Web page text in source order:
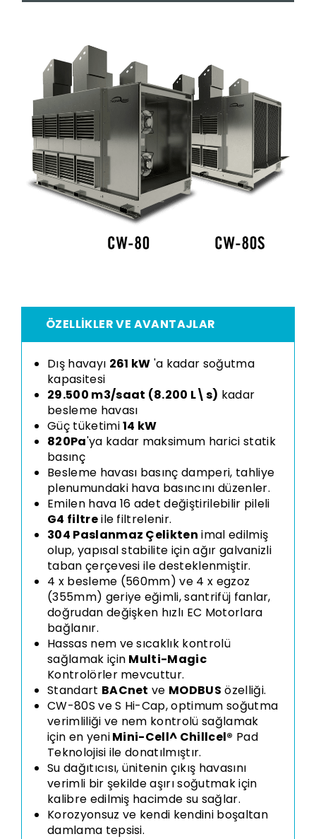
ÖZELLIKLER VE AVANTAJLAR
Dış havayı 261 kW 'a kadar soğutma
kapasitesi
29.500 m3/saat (8.200 L\s) kadar
besleme havası
Güç tüketimi14 kW
820Pa'ya kadar maksimum harici statik
basınç
Besleme havası basınç damperi, tahliye
plenumundaki hava basıncını düzenler.
Emilen hava 16 adet değiştirilebilir pileli
G4 filtreile filtrelenir.
304 Paslanmaz Çelikten imal edilmiş
olup, yapısal stabilite için ağır galvanizli
taban çerçevesi ile desteklenmiştir.
4 x besleme (560mm) ve 4 x egzoz
(355mm) geriye eğimli, santrifüj fanlar,
doğrudan değişken hızlı EC Motorlara
bağlanır.
Hassas nem ve sıcaklık kontrolü
sağlamak için Multi-Magic
Kontrolörler mevcuttur.
Standart BACnet ve MODBUS özelliği.
CW-80S ve S Hi-Cap, optimum soğutma
verimliliği ve nem kontrolü sağlamak
için en yeniMini-Cell^ Chillcel® Pad
Teknolojisi ile donatılmıştır.
Su dağıtıcısı, ünitenin çıkış havasını
verimli bir şekilde aşırı soğutmak için
kalibre edilmiş hacimde su sağlar.
Korozyonsuz ve kendi kendini boşaltan
damlama tepsisi.